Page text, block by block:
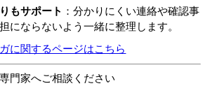
もサポート ：分かりにくい連絡や確認事
にならないよう一緒に整理します。
に関するページはこちら
門家へご相談ください